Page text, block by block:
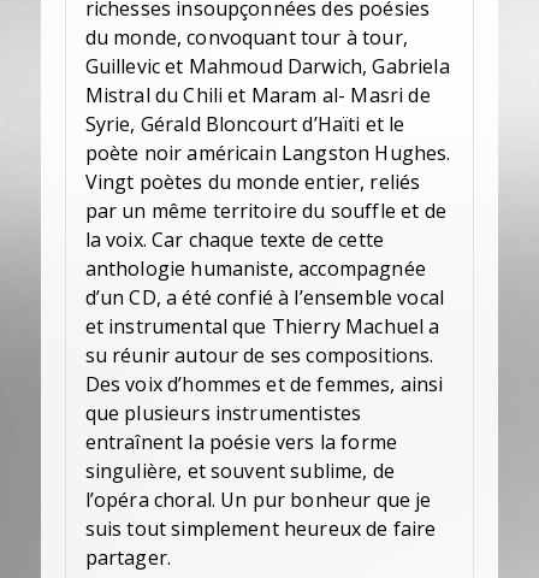
richesses insoupçonnées des poésies
du monde, convoquant tour à tour,
Guillevic et Mahmoud Darwich, Gabriela
Mistral du Chili et Maram al- Masri de
Syrie, Gérald Bloncourt d’Haïti et le
poète noir américain Langston Hughes.
Vingt poètes du monde entier, reliés
par un même territoire du souffle et de
la voix. Car chaque texte de cette
anthologie humaniste, accompagnée
d’un CD, a été confié à l’ensemble vocal
et instrumental que Thierry Machuel a
su réunir autour de ses compositions.
Des voix d’hommes et de femmes, ainsi
que plusieurs instrumentistes
entraînent la poésie vers la forme
singulière, et souvent sublime, de
l’opéra choral. Un pur bonheur que je
suis tout simplement heureux de faire
partager.